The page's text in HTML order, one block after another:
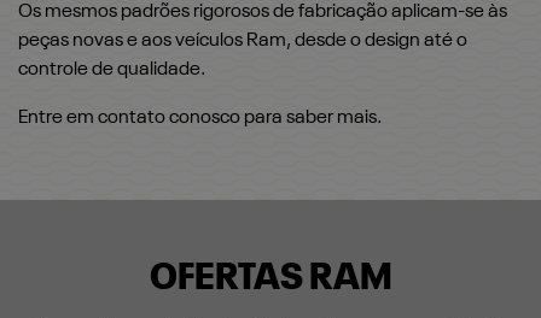
Os mesmos padrões rigorosos de fabricação aplicam-se às
peças novas e aos veículos Ram, desde o design até o
controle de qualidade.
Entre em contato conosco para saber mais.
OFERTAS RAM